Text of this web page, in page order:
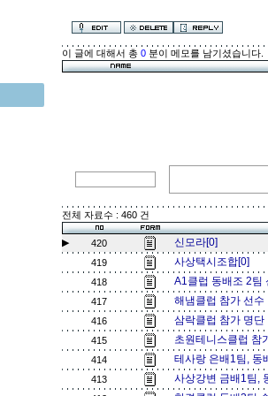
이 글에 대해서 총 0 분이 메모를 남기셨습니다.
전체 자료수 : 460 건
▶ 420 신모라[0]
419 사상택시조합[0]
418 A1클럽 동배조 2
417 해냄클럽 참가 선
416 삼락클럽 참가 명
415 초원테니스클럽
414 테사랑 은배1팀,
413 사상강변 금배1팀,